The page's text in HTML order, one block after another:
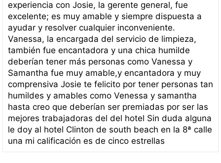
experiencia con Josie, la gerente general, fue
excelente; es muy amable y siempre dispuesta a
ayudar y resolver cualquier inconveniente.
Vanessa, la encargada del servicio de limpieza,
también fue encantadora y una chica humilde
deberían tener más personas como Vanessa y
Samantha fue muy amable,y encantadora y muy
comprensiva Josie te felicito por tener personas tan
humildes y amables como Venessa y samantha
hasta creo que deberían ser premiadas por ser las
mejores trabajadoras del del hotel Sin duda alguna
le doy al hotel Clinton de south beach en la 8ª calle
una mi calificación es de cinco estrellas